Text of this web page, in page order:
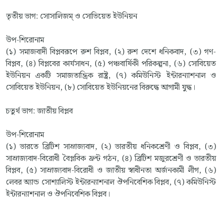
তৃতীয় ভাগ: সোসালিজম্ ও সোভিয়েত ইউনিয়ন
উপ-শিরোনাম
(১) সমাজবাদী বিপ্লবরূপে রুশ বিপ্লব, (২) রুশ দেশে ধনিকবাদ, (৩) গণ-
বিপ্লব, (৪) বিপ্লবের কার্যসাধন, (৫) পঞ্চবার্ষিকী পরিকল্পনা, (৬) সোবিয়েত
ইউনিয়ন একটি সমাজতান্ত্রিক রাষ্ট্র, (৭) কমিউনিস্ট ইন্টারন্যাশনাল ও
সোবিয়েত ইউনিয়ন, (৮) সোবিয়েত ইউনিয়নের বিরুদ্ধে আগামী যুদ্ধ।
চতুর্থ ভাগ: জাতীয় বিপ্লব
উপ-শিরোনাম
(১) ভারতে ব্রিটিশ সাম্রাজ্যবাদ, (২) ভারতীয় ধনিকশ্রেণী ও বিপ্লব, (৩)
সাম্রাজ্যবাদ-বিরোধী বৈপ্লবিক ফ্রন্ট গঠন, (৪) ব্রিটিশ মজুরশ্রেণী ও ভারতীয়
বিপ্লব, (৫) সাম্রাজ্যবাদ-বিরোধী ও জাতীয় স্বাধীনতা অর্জনকামী লীগ, (৬)
লেবর অ্যান্ড সোশ্যালিস্ট ইন্টারন্যাশনাল ঔপনিবেশিক বিপ্লব, (৭) কমিউনিস্ট
ইন্টারন্যাশনাল ও ঔপনিবেশিক বিপ্লব।